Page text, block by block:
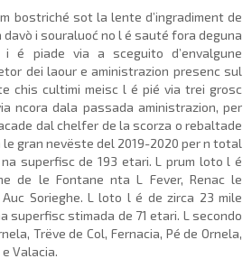
bostriché sot la lente d’ingradiment de
i souraluoć no l é sauté fora deguna
i é piade via a sceguito d’envalgune
dei laour e aministrazion presenc sul
chis cultimi meisc l é pié via trei grosc
ncora dala passada aministrazion, per
dal chelfer de la scorza o rebaltade
gran nevëste del 2019-2020 per n total
superfisc de 193 etari. L prum loto l é
de le Fontane nta L Fever, Renac le
Sorieghe. L loto l é de zirca 23 mile
superfisc stimada de 71 etari. L secondo
Trëve de Col, Fernacia, Pé de Ornela,
Valacia.